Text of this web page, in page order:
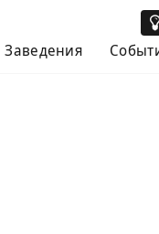
Заведения